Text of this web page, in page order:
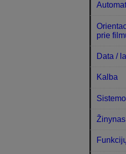
prie
Data /
Kalba
Žinynas